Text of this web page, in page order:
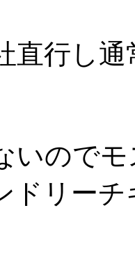
直行し
いのでモ
ドリー